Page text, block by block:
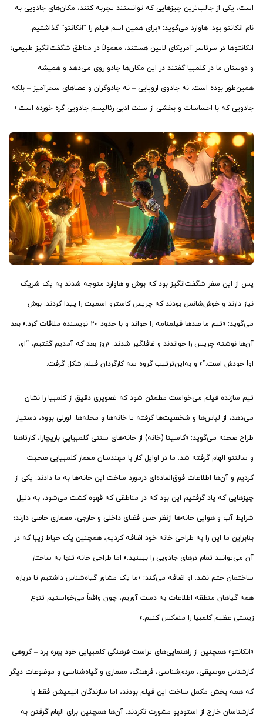
است، یکی از جالب‌ترین چیزهایی که توانستند تجربه کنند، مکان‌های جادویی به
نام انکانتو بود. هاوارد می‌گوید: «برای همین اسم فیلم را “انکانتو” گذاشتیم.
انکانتوها در سرتاسر آمریکای لاتین هستند، معمولاً در مناطق شگفت‌انگیز طبیعی؛
و دوستان ما در کلمبیا گفتند در این مکان‌ها جادو روی می‌دهد و همیشه
همین‌طور بوده است. نه جادوی اروپایی – نه جادوگران و عصاهای سحرآمیز – بلکه
جادویی که با احساسات و بخشی از سنت ادبی رئالیسم جادویی گره خورده است.»
پس از این سفر شگفت‌انگیز بود که بوش و هاوارد متوجه شدند به یک شریک
نیاز دارند و خوش‌شانس بودند که چریس کاسترو اسمیت را پیدا کردند. بوش
می‌گوید: «تیم ما صدها فیلمنامه را خواند و با حدود ۲۰ نویسنده ملاقات کرد.» بعد
آن‌ها نوشته چریس را خواندند و غافلگیر شدند. «روز بعد که آمدیم گفتیم، “او،
او! خودش است.”» و به‌این‌ترتیب گروه سه کارگردان فیلم شکل گرفت.
تیم سازنده فیلم می‌خواست مطمئن شود که تصویری دقیق از کلمبیا را نشان
می‌دهد، از لباس‌ها و شخصیت‌ها گرفته تا خانه‌ها و محله‌ها. لورلی بووه، دستیار
طراح صحنه می‌گوید: «کاسیتا (خانه) از خانه‌های سنتی کلمبیاییِ باریچارا، کارتاهنا
و سالنتو الهام گرفته شد. ما در اوایل کار با مهندسان معمار کلمبیایی صحبت
کردیم و آن‌ها اطلاعات فوق‌العاده‌ای درمورد ساخت این خانه‌ها به ما دادند. یکی از
چیزهایی که یاد گرفتیم این بود که در مناطقی که قهوه کشت می‌شود، به دلیل
شرایط آب و هوایی خانه‌ها ازنظر حس فضای داخلی و خارجی، معماری خاصی دارند؛
بنابراین ما این را به طراحی خانه خود اضافه کردیم، همچنین یک حیاط زیبا که در
آن می‌توانید تمام درهای جادویی را ببینید.» اما طراحی خانه ‌تنها به ساختار
ساختمان ختم نشد. او اضافه می‌کند: «ما یک مشاور گیاه‌شناس داشتیم تا درباره
همه گیاهان منطقه اطلاعات به دست آوریم، چون واقعاً می‌خواستیم تنوع
زیستی عظیم کلمبیا را منعکس کنیم.»
«انکانتو» همچنین از راهنمایی‌های تراست فرهنگی کلمبیایی خود بهره برد – گروهی
کارشناس موسیقی، مردم‌شناسی، فرهنگ، معماری و گیاه‌شناسی و موضوعات دیگر
که همه بخش مکمل ساخت این فیلم بودند، اما سازندگان انیمیشن فقط با
کارشناسان خارج از استودیو مشورت نکردند. آن‌ها همچنین برای الهام گرفتن به